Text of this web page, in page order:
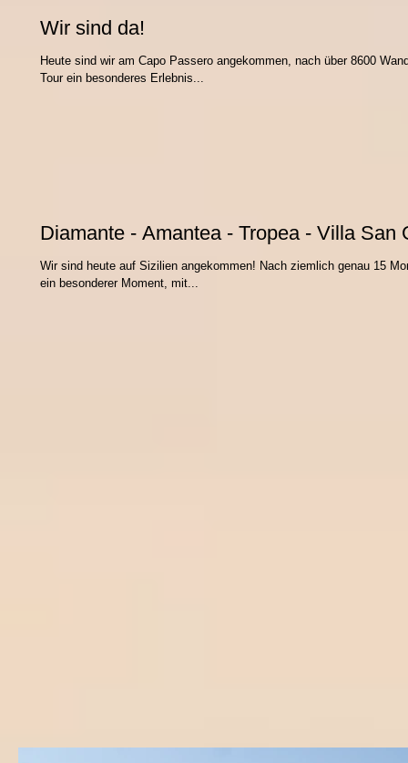
Wir sind da!
Heute sind wir am Capo Passero angekommen, nach über 8600
Tour ein besonderes Erlebnis...
Diamante - Amantea - Tropea - Villa San
Wir sind heute auf Sizilien angekommen! Nach ziemlich genau 15
ein besonderer Moment, mit...